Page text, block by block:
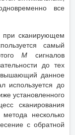
все
при сканирующем
самый
Мсигналов
до тех
данное
используется до
установленного
сканирования
метода несколько
с обратной